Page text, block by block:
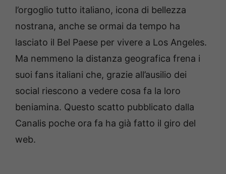
l’orgoglio tutto italiano, icona di bellezza
nostrana, anche se ormai da tempo ha
lasciato il Bel Paese per vivere a Los Angeles.
Ma nemmeno la distanza geografica frena i
suoi fans italiani che, grazie all’ausilio dei
social riescono a vedere cosa fa la loro
beniamina. Questo scatto pubblicato dalla
Canalis poche ora fa ha già fatto il giro del
web.